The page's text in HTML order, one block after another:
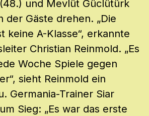
und Mevlüt Güclütürk
der Gäste drehen. „Die
keine A-Klasse“, erkannte
Christian Reinmold. „Es
Woche Spiele gegen
sieht Reinmold ein
Germania-Trainer Siar
Sieg: „Es war das erste